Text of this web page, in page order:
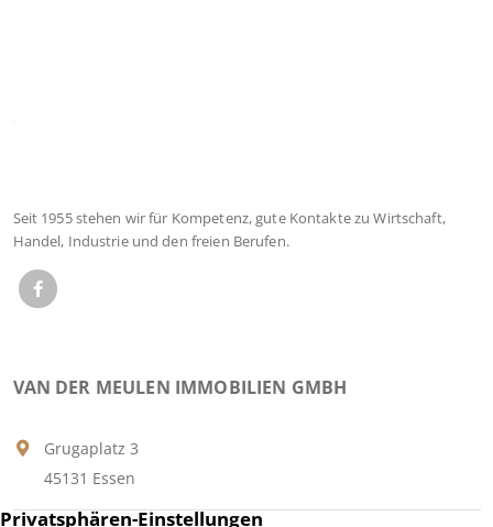
Seit 1955 stehen wir für Kompetenz, gute Kontakte zu Wirtschaft,
Handel, Industrie und den freien Berufen.
VAN DER MEULEN IMMOBILIEN GMBH
Grugaplatz 3
45131 Essen